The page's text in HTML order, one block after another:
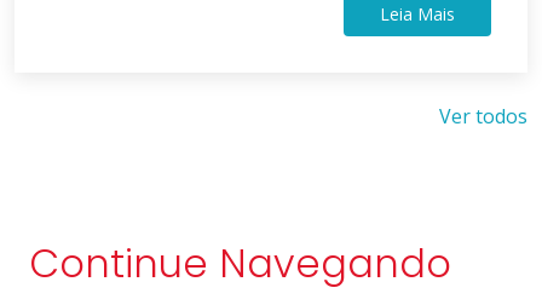
Leia Mais
Ver todos
Continue Navegando